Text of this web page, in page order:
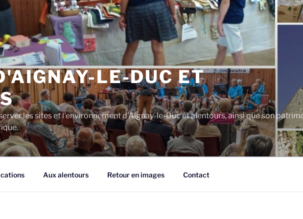
LE-DUC ET
les sites et l'environnement d'Aignay-le-Duc et alentours, ainsi que son
Aux alentours Retour en images Contact